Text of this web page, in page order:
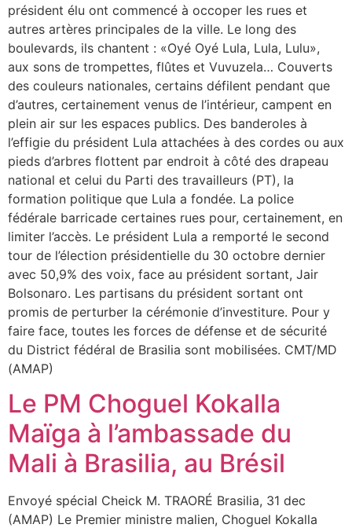
président élu ont commencé à occoper les rues et
autres artères principales de la ville. Le long des
boulevards, ils chantent : «Oyé Oyé Lula, Lula, Lulu»,
aux sons de trompettes, flûtes et Vuvuzela… Couverts
des couleurs nationales, certains défilent pendant que
d’autres, certainement venus de l’intérieur, campent en
plein air sur les espaces publics. Des banderoles à
l’effigie du président Lula attachées à des cordes ou aux
pieds d’arbres flottent par endroit à côté des drapeau
national et celui du Parti des travailleurs (PT), la
formation politique que Lula a fondée. La police
fédérale barricade certaines rues pour, certainement, en
limiter l’accès. Le président Lula a remporté le second
tour de l’élection présidentielle du 30 octobre dernier
avec 50,9% des voix, face au président sortant, Jair
Bolsonaro. Les partisans du président sortant ont
promis de perturber la cérémonie d’investiture. Pour y
faire face, toutes les forces de défense et de sécurité
du District fédéral de Brasilia sont mobilisées. CMT/MD
(AMAP)
Le PM Choguel Kokalla
Maïga à l’ambassade du
Mali à Brasilia, au Brésil
Envoyé spécial Cheick M. TRAORÉ Brasilia, 31 dec
(AMAP) Le Premier ministre malien, Choguel Kokalla